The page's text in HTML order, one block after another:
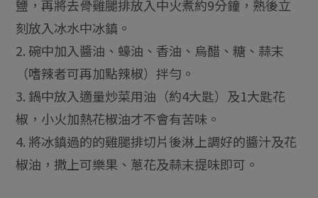
鹽，再將去骨雞腿排放入中火煮約9分鐘，熟後立
刻放入冰水中冰鎮。
2. 碗中加入醬油、蠔油、香油、烏醋、糖、蒜末
（嗜辣者可再加點辣椒）拌勻。
3. 鍋中放入適量炒菜用油（約4大匙）及1大匙花
椒，小火加熱花椒油才不會有苦味。
4. 將冰鎮過的的雞腿排切片後淋上調好的醬汁及花
椒油，撒上可樂果、蔥花及蒜末提味即可。